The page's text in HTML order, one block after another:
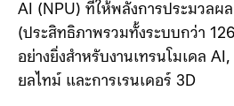
ความเร็วสูงสุด 5.1 GHz จุดเด่นส
AI (NPU) ที่ให้พลังการประมวลผ
(ประสิทธิภาพรวมทั้งระบบกว่า
อย่างยิ่งสำหรับงานเทรนโมเดล